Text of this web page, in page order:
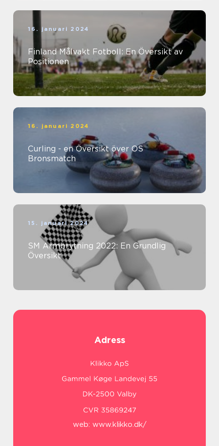
16. januari 2024
Finland Målvakt Fotboll: En Översikt av
Positionen
16. januari 2024
Curling - en Översikt över OS
Bronsmatch
15. januari 2024
SM Armbrytning 2022: En Grundlig
Översikt
Adress
web: www.klikko.dk/